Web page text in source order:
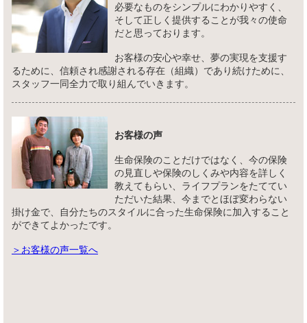
必要なものをシンプルにわかりやすく、
そして正しく提供することが我々の使命
だと思っております。
お客様の安心や幸せ、夢の実現を支援す
るために、信頼され感謝される存在（組織）であり続けために、
スタッフ一同全力で取り組んでいきます。
お客様の声
生命保険のことだけではなく、今の保険
の見直しや保険のしくみや内容を詳しく
教えてもらい、ライフプランをたててい
ただいた結果、今までとほぼ変わらない
掛け金で、自分たちのスタイルに合った生命保険に加入すること
ができてよかったです。
＞お客様の声一覧へ